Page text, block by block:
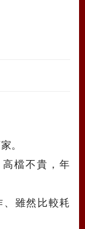
。
檔不貴，年
雖然比較耗